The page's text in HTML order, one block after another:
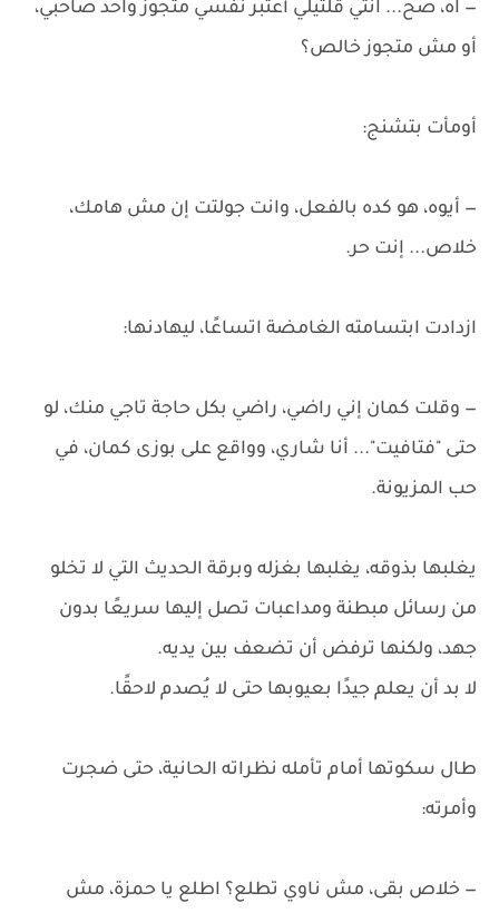
— آه، صح... انتي قلتيلي أعتبر نفسي متجوز واحد صاحبي،
أو مش متجوز خالص؟
أومأت بتشنج:
— أيوه، هو كده بالفعل، وانت جولتت إن مش هامك،
خلاص... إنت حر.
ازدادت ابتسامته الغامضة اتساعًا، ليهادنها:
— وقلت كمان إني راضي، راضي بكل حاجة تاجي منك، لو
حتى "فتافيت"... أنا شاري، وواقع على بوزى كمان، في
حب المزيونة.
يغلبها بذوقه، يغلبها بغزله وبرقة الحديث التي لا تخلو
من رسائل مبطنة ومداعبات تصل إليها سريعًا بدون
جهد، ولكنها ترفض أن تضعف بين يديه.
لا بد أن يعلم جيدًا بعيوبها حتى لا يُصدم لاحقًا.
طال سكوتها أمام تأمله نظراته الحانية، حتى ضجرت
وأمرته:
— خلاص بقى، مش ناوي تطلع؟ اطلع يا حمزة، مش